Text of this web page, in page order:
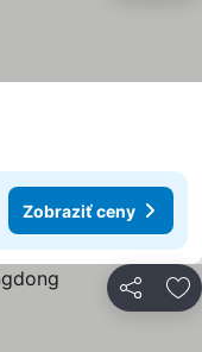
Zobraziť ceny
Zdieľať